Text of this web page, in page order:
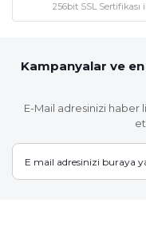
256bit SSL Sertifikası
Kampanyalar ve
E-Mail adresinizi